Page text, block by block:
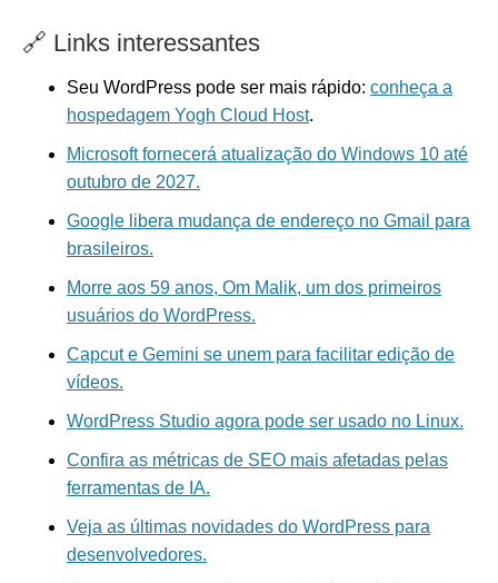
🔗 Links interessantes
Seu WordPress pode ser mais rápido: conheça a
hospedagem Yogh Cloud Host.
Microsoft fornecerá atualização do Windows 10 até
outubro de 2027.
Google libera mudança de endereço no Gmail para
brasileiros.
Morre aos 59 anos, Om Malik, um dos primeiros
usuários do WordPress.
Capcut e Gemini se unem para facilitar edição de
vídeos.
WordPress Studio agora pode ser usado no Linux.
Confira as métricas de SEO mais afetadas pelas
ferramentas de IA.
Veja as últimas novidades do WordPress para
desenvolvedores.